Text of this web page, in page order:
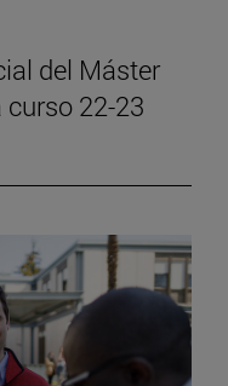
del Máster
22-23